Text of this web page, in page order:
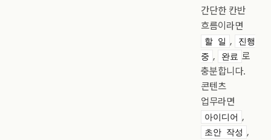
간단한 칸반
흐름이라면
할 일 ,
진행
중 , 완료 로
충분합니다.
콘텐츠
업무라면
아이디어 ,
초안 작성 ,